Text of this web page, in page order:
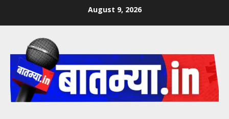
August 9, 2026